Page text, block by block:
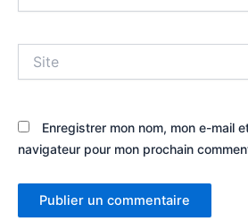
Enregistrer mon nom, mon e-mail
navigateur pour mon prochain